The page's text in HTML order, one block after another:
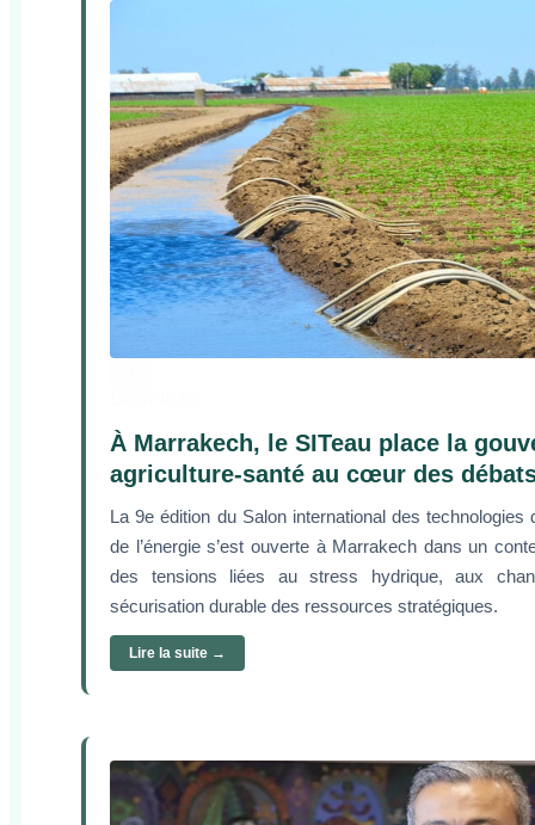
À Marrakech, le SITeau place la
agriculture-santé au cœur des
La 9e édition du Salon international des technologies
de l’énergie s’est ouverte à Marrakech dans un
des tensions liées au stress hydrique, aux
sécurisation durable des ressources stratégiques.
Lire la suite →